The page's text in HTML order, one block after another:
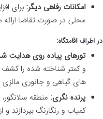
امکانات رفاهی دیگر: برای
محلی در صورت تقاضا
در اطراف اقامتگاه:
تورهای پیاده روی هدایت
و کمتر شناخته شده را کشف
های گیاهی و جانوری مالزی
پرنده نگری: منطقه
کمیاب و رنگارنگ بپردازند